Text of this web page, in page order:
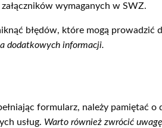
wymaganych w SWZ.
błędów, które mogą prowadzić
dodatkowych informacji.
formularz, należy pamiętać o
usług. Warto również zwrócić